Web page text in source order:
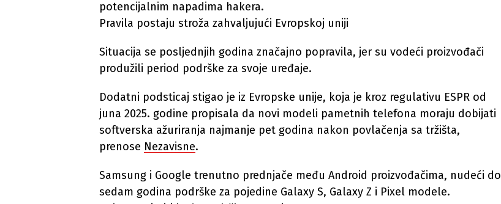
potencijalnim napadima hakera.
Pravila postaju stroža zahvaljujući Evropskoj uniji
Situacija se posljednjih godina značajno popravila, jer su vodeći proizvođači
produžili period podrške za svoje uređaje.
Dodatni podsticaj stigao je iz Evropske unije, koja je kroz regulativu ESPR od
juna 2025. godine propisala da novi modeli pametnih telefona moraju dobijati
softverska ažuriranja najmanje pet godina nakon povlačenja sa tržišta,
prenose Nezavisne.
Samsung i Google trenutno prednjače među Android proizvođačima, nudeći do
sedam godina podrške za pojedine Galaxy S, Galaxy Z i Pixel modele.